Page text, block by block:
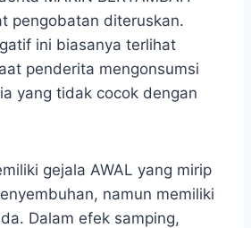
pengobatan diteruskan.
ini biasanya terlihat
penderita mengonsumsi
yang tidak cocok dengan
gejala AWAL yang mirip
namun memiliki
Dalam efek samping,